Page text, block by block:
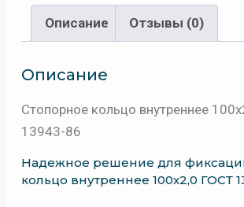
Описание Отзывы (0)
Описание
Стопорное кольцо внутреннее
13943-86
Надежное решение для
кольцо внутреннее 100х2,0 ГОСТ